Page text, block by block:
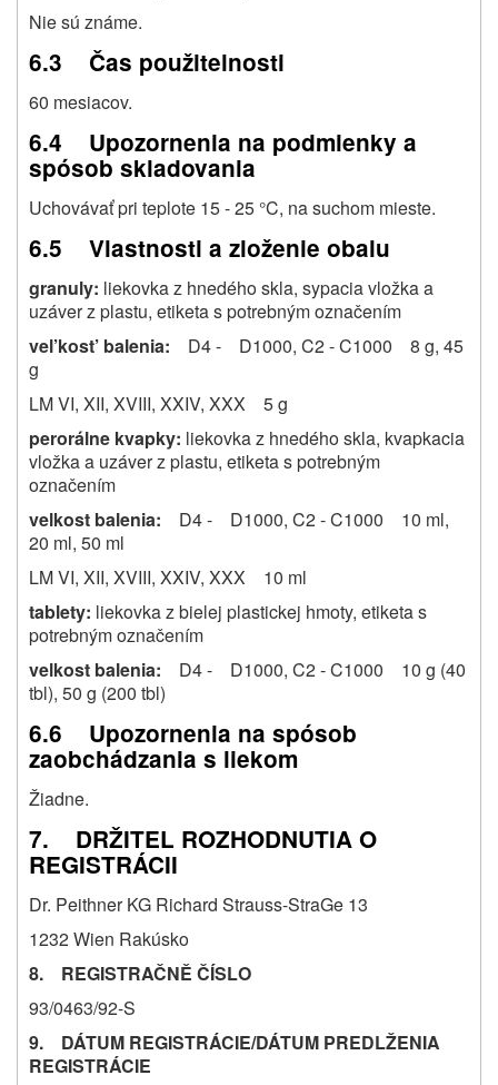
Nie sú známe.
6.3 Čas použitelnosti
60 mesiacov.
6.4 Upozornenia na podmienky a
spósob skladovania
Uchovávať pri teplote 15 - 25 °C, na suchom mieste.
6.5 Vlastnosti a zloženie obalu
granuly: liekovka z hnedého skla, sypacia vložka a
uzáver z plastu, etiketa s potrebným označením
vel’kost’ balenia: D4 - D1000, C2 - C1000 8 g, 45
g
LM VI, XII, XVIII, XXIV, XXX 5 g
perorálne kvapky: liekovka z hnedého skla, kvapkacia
vložka a uzáver z plastu, etiketa s potrebným
označením
velkost balenia: D4 - D1000, C2 - C1000 10 ml,
20 ml, 50 ml
LM VI, XII, XVIII, XXIV, XXX 10 ml
tablety: liekovka z bielej plastickej hmoty, etiketa s
potrebným označením
velkost balenia: D4 - D1000, C2 - C1000 10 g (40
tbl), 50 g (200 tbl)
6.6 Upozornenia na spósob
zaobchádzania s liekom
Žiadne.
7. DRŽITEL ROZHODNUTIA O
REGISTRÁCII
Dr. Peithner KG Richard Strauss-StraGe 13
1232 Wien Rakúsko
8. REGISTRAČNĚ ČÍSLO
93/0463/92-S
9. DÁTUM REGISTRÁCIE/DÁTUM PREDLŽENIA
REGISTRÁCIE